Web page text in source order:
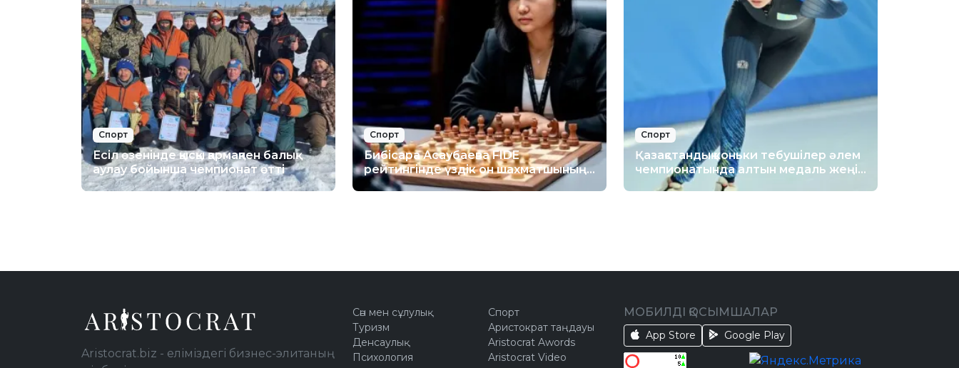
Спорт
Есіл өзенінде қысқы қармақпен балық
аулау бойынша чемпионат өтті
Спорт
Бибісара Асаубаева FIDE
рейтингінде үздік он шахматшының
қатарына енді
Спорт
Қазақстандық коньки тебушілер әлем
чемпионатында алтын медаль жеңіп
алды
Aristocrat.biz - еліміздегі бизнес-элитаның
Сән мен сұлулық
Туризм
Денсаулық
Психология
Спорт
Аристократ таңдауы
Aristocrat Awords
Aristocrat Video
МОБИЛДІ ҚОСЫМШАЛАР
App Store Google Play